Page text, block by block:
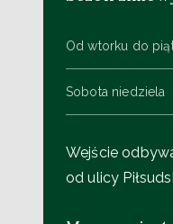
Od wtorku do
Sobota niedziela
Wejście
od ulicy